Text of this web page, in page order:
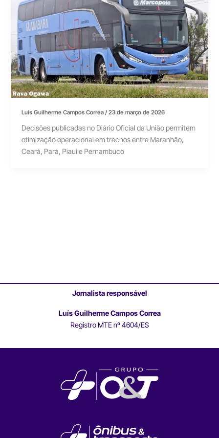
Luís Guilherme Campos Correa/23 de março de 2026
Decisões publicadas no Diário Oficial da União permitem
otimização operacional em trechos entre Maranhão,
Ceará, Pará, Piauí e Pernambuco
Jornalista responsável
Luís Guilherme Campos Correa
Registro MTE nº 4604/ES